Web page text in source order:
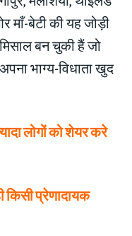
बेटी की यह जोड़ी
बन चुकी हैं जो
भाग्य-विधाता खुद
लोगों को शेयर करे
किसी प्रेणादायक